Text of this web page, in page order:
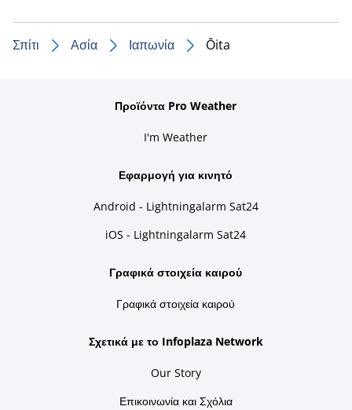
Σπίτι Ασία Ιαπωνία Ōita
Προϊόντα Pro Weather
I'm Weather
Εφαρμογή για κινητό
Android - Lightningalarm Sat24
iOS - Lightningalarm Sat24
Γραφικά στοιχεία καιρού
Γραφικά στοιχεία καιρού
Σχετικά με το Infoplaza Network
Our Story
Επικοινωνία και Σχόλια